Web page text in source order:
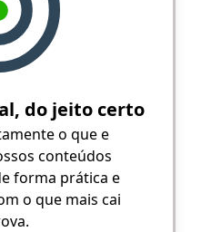
do jeito certo
o que e
conteúdos
forma prática e
o que mais cai